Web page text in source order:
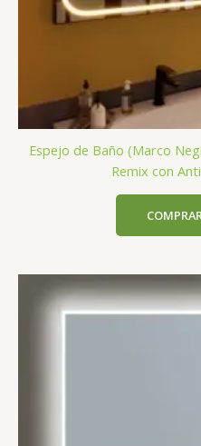
Espejo de Baño (Marco
Remix con